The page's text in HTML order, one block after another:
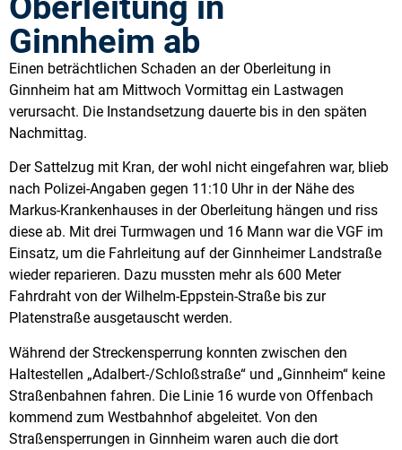
Ginnheim ab
Einen beträchtlichen Schaden an der Oberleitung in
Ginnheim hat am Mittwoch Vormittag ein Lastwagen
verursacht. Die Instandsetzung dauerte bis in den späten
Nachmittag.
Der Sattelzug mit Kran, der wohl nicht eingefahren war, blieb
nach Polizei-Angaben gegen 11:10 Uhr in der Nähe des
Markus-Krankenhauses in der Oberleitung hängen und riss
diese ab. Mit drei Turmwagen und 16 Mann war die VGF im
Einsatz, um die Fahrleitung auf der Ginnheimer Landstraße
wieder reparieren. Dazu mussten mehr als 600 Meter
Fahrdraht von der Wilhelm-Eppstein-Straße bis zur
Platenstraße ausgetauscht werden.
Während der Streckensperrung konnten zwischen den
Haltestellen „Adalbert-/Schloßstraße“ und „Ginnheim“ keine
Straßenbahnen fahren. Die Linie 16 wurde von Offenbach
kommend zum Westbahnhof abgeleitet. Von den
Straßensperrungen in Ginnheim waren auch die dort